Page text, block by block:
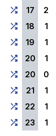
17
2
18
1
19
1
20
1
20
0
21
1
22
1
23
1